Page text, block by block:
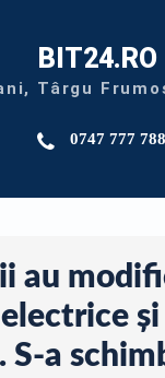
BIT24.RO
Târgu
0747 777 788
au
și
S-a